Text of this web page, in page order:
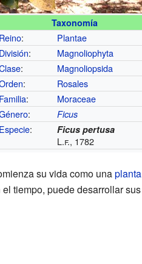
Taxonomía
Reino:
Plantae
División:
Magnoliophyta
:
Magnoliopsida
:
Rosales
Familia:
Moraceae
: Ficus
Especie: Ficus pertusa
L.f., 1782
su vida como unaplanta
tiempo, puede desarrollar sus